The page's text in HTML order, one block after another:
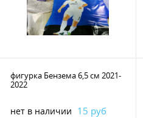
фигурка Бензема 6,5 см 2021-
2022
нет в наличии 15 руб